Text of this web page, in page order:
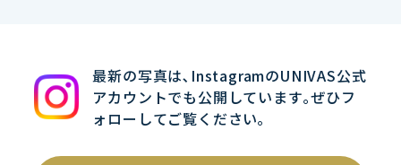
最新の写真は､InstagramのUNIVAS公式
アカウントでも公開しています｡ぜひフ
ォローしてご覧ください｡